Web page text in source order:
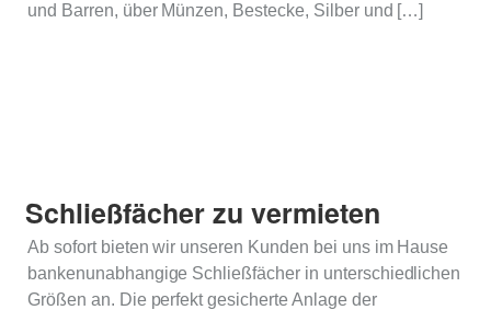
und Barren, über Münzen, Bestecke, Silber und […]
Schließfächer zu vermieten
Ab sofort bieten wir unseren Kunden bei uns im Hause
bankenunabhangige Schließfächer in unterschiedlichen
Größen an. Die perfekt gesicherte Anlage der